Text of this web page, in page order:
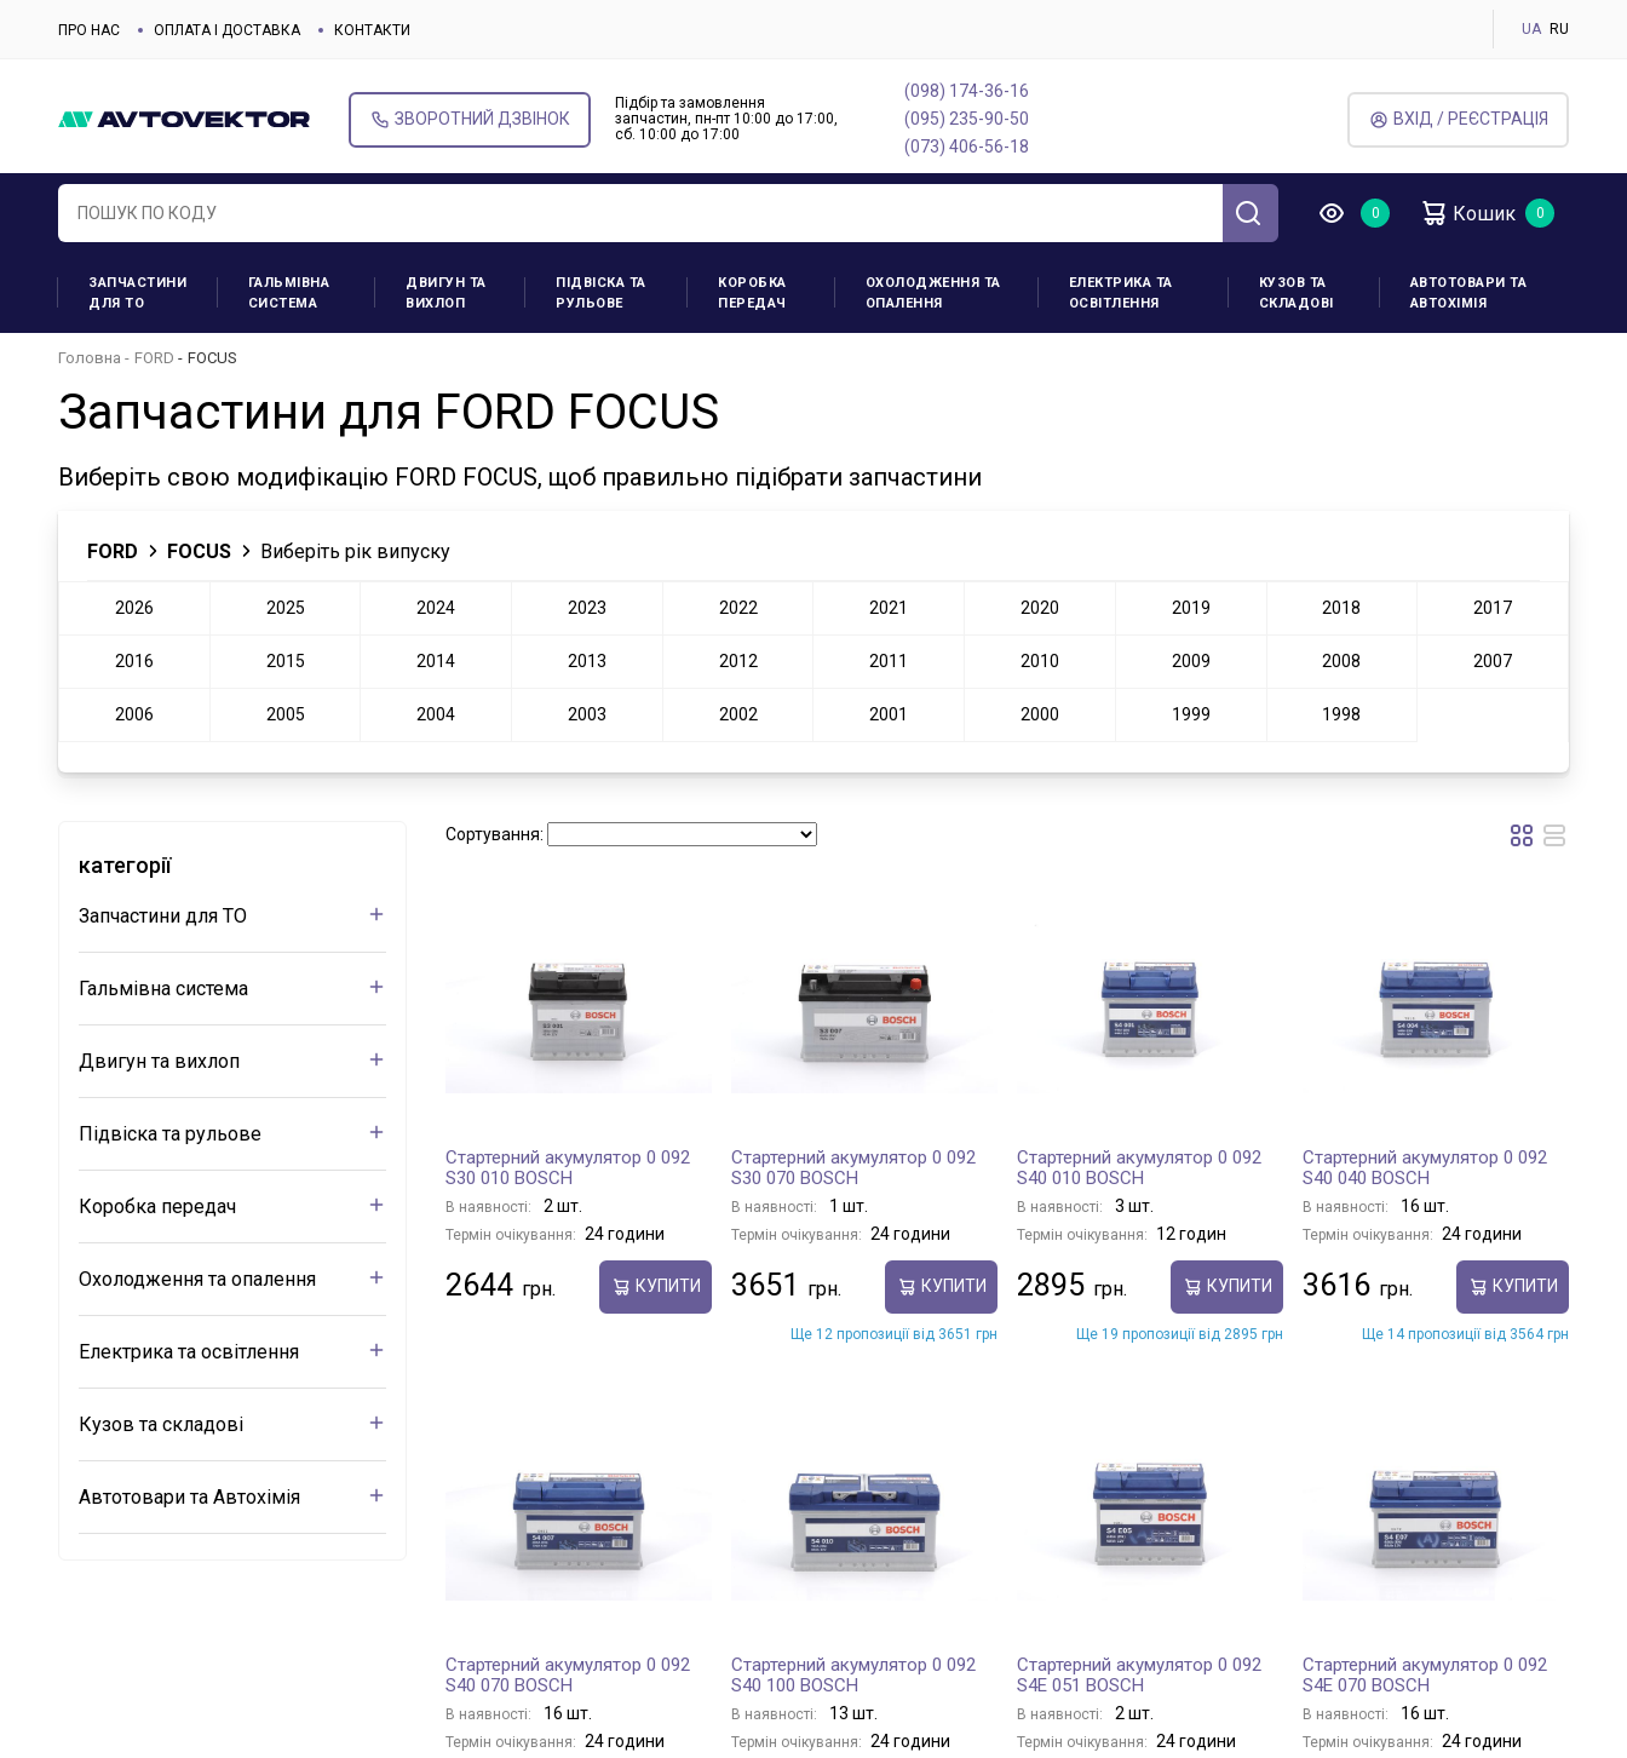
ПРО НАС ОПЛАТА І ДОСТАВКА КОНТАКТИ UA RU
ЗВОРОТНИЙ ДЗВІНОК
Підбір та замовлення
запчастин, пн-пт 10:00 до 17:00,
cб. 10:00 до 17:00
(098) 174-36-16
(095) 235-90-50
(073) 406-56-18
ВХІД / РЕЄСТРАЦІЯ
Кошик
ЗАПЧАСТИНИ
ДЛЯ ТО
ГАЛЬМІВНА
СИСТЕМА
ДВИГУН ТА
ВИХЛОП
ПІДВІСКА ТА
РУЛЬОВЕ
КОРОБКА
ПЕРЕДАЧ
ОХОЛОДЖЕННЯ ТА
ОПАЛЕННЯ
ЕЛЕКТРИКА ТА
ОСВІТЛЕННЯ
КУЗОВ ТА
СКЛАДОВІ
АВТОТОВАРИ ТА
АВТОХІМІЯ
Головна FORD FOCUS
Запчастини для FORD FOCUS
Виберіть свою модифікацію FORD FOCUS, щоб правильно підібрати запчастини
FORD FOCUS Виберіть рік випуску
2026 2025 2024 2023 2022 2021 2020 2019 2018 2017
2016 2015 2014 2013 2012 2011 2010 2009 2008 2007
2006 2005 2004 2003 2002 2001 2000 1999 1998
категорії
Запчастини для ТО
Гальмівна система
Двигун та вихлоп
Підвіска та рульове
Коробка передач
Охолодження та опалення
Електрика та освітлення
Кузов та складові
Автотовари та Автохімія
Сортування:
Стартерний акумулятор 0 092
S30 010 BOSCH
В наявності: 2 шт.
Термін очікування: 24 години
2644 КУПИТИ
Стартерний акумулятор 0 092
S30 070 BOSCH
В наявності: 1 шт.
Термін очікування: 24 години
3651 КУПИТИ
Ще 12 пропозиції від 3651 грн
Стартерний акумулятор 0 092
S40 010 BOSCH
В наявності: 3 шт.
Термін очікування: 12 годин
2895 КУПИТИ
Ще 19 пропозиції від 2895 грн
Стартерний акумулятор 0 092
S40 040 BOSCH
В наявності: 16 шт.
Термін очікування: 24 години
3616 КУПИТИ
Ще 14 пропозиції від 3564 грн
Стартерний акумулятор 0 092
S40 070 BOSCH
В наявності: 16 шт.
Термін очікування: 24 години
Стартерний акумулятор 0 092
S40 100 BOSCH
В наявності: 13 шт.
Термін очікування: 24 години
Стартерний акумулятор 0 092
S4E 051 BOSCH
В наявності: 2 шт.
Термін очікування: 24 години
Стартерний акумулятор 0 092
S4E 070 BOSCH
В наявності: 16 шт.
Термін очікування: 24 години